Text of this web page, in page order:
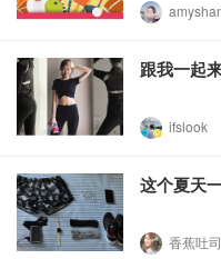
跟我一起
ifslook
这个夏天
香蕉吐